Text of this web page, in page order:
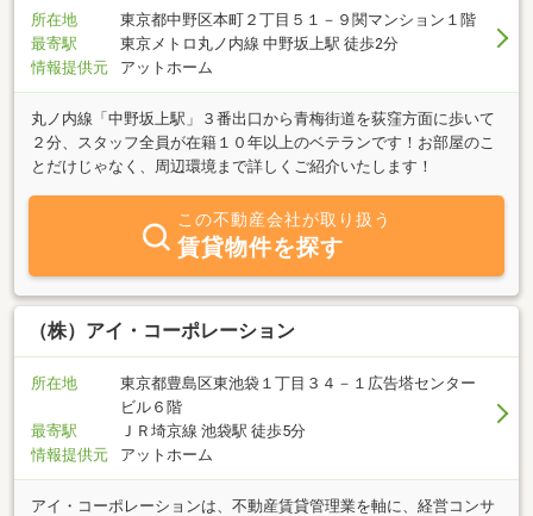
復業者がございます。不動産も出会いの１つです。１つ１つの出会
いを大切にしております。お客様のご来店スタッフ一同お待ちして
おります。
所在地
東京都中野区本町２丁目５１－９関マンション１階
最寄駅
東京メトロ丸ノ内線 中野坂上駅 徒歩2分
情報提供元
アットホーム
丸ノ内線「中野坂上駅」３番出口から青梅街道を荻窪方面に歩いて
２分、スタッフ全員が在籍１０年以上のベテランです！お部屋のこ
とだけじゃなく、周辺環境まで詳しくご紹介いたします！
この不動産会社が取り扱う
賃貸物件を探す
（株）アイ・コーポレーション
所在地
東京都豊島区東池袋１丁目３４－１広告塔センター
ビル６階
最寄駅
ＪＲ埼京線 池袋駅 徒歩5分
情報提供元
アットホーム
アイ・コーポレーションは、不動産賃貸管理業を軸に、経営コンサ